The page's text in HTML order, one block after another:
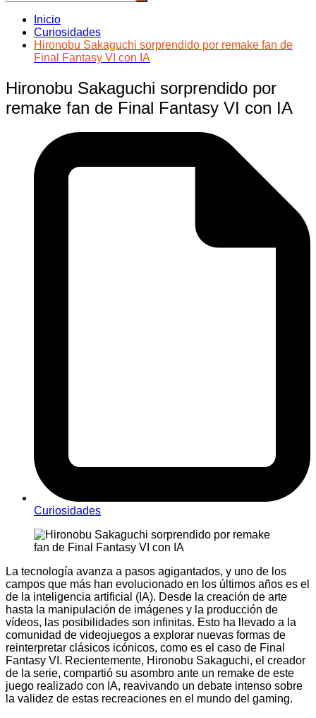
Inicio
Curiosidades
Hironobu Sakaguchi sorprendido por remake fan de
Final Fantasy VI con IA
Hironobu Sakaguchi sorprendido por
remake fan de Final Fantasy VI con IA
Curiosidades
La tecnología avanza a pasos agigantados, y uno de los
campos que más han evolucionado en los últimos años es el
de la inteligencia artificial (IA). Desde la creación de arte
hasta la manipulación de imágenes y la producción de
vídeos, las posibilidades son infinitas. Esto ha llevado a la
comunidad de videojuegos a explorar nuevas formas de
reinterpretar clásicos icónicos, como es el caso de Final
Fantasy VI. Recientemente, Hironobu Sakaguchi, el creador
de la serie, compartió su asombro ante un remake de este
juego realizado con IA, reavivando un debate intenso sobre
la validez de estas recreaciones en el mundo del gaming.